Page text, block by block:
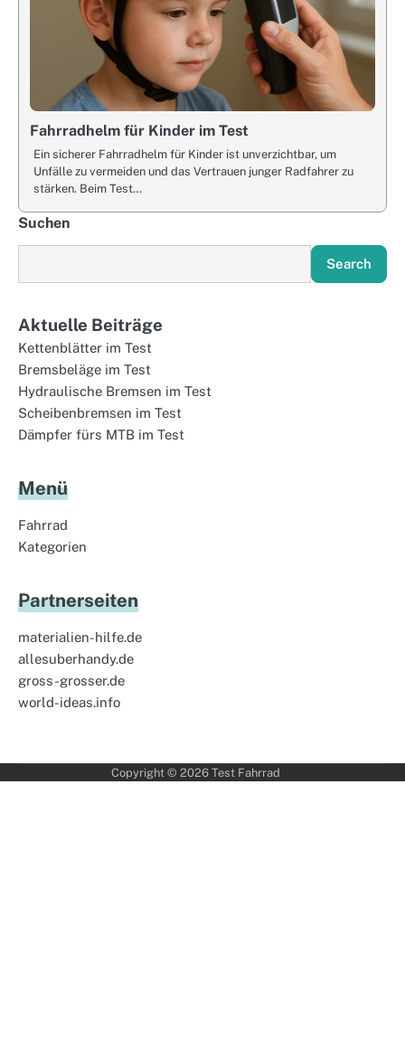
Fahrradhelm für Kinder im Test
Ein sicherer Fahrradhelm für Kinder ist unverzichtbar, um
Unfälle zu vermeiden und das Vertrauen junger Radfahrer zu
stärken. Beim Test…
Suchen
Search
Aktuelle Beiträge
Kettenblätter im Test
Bremsbeläge im Test
Hydraulische Bremsen im Test
Scheibenbremsen im Test
Dämpfer fürs MTB im Test
Menü
Fahrrad
Kategorien
Partnerseiten
materialien-hilfe.de
allesuberhandy.de
gross-grosser.de
world-ideas.info
Copyright © 2026 Test Fahrrad